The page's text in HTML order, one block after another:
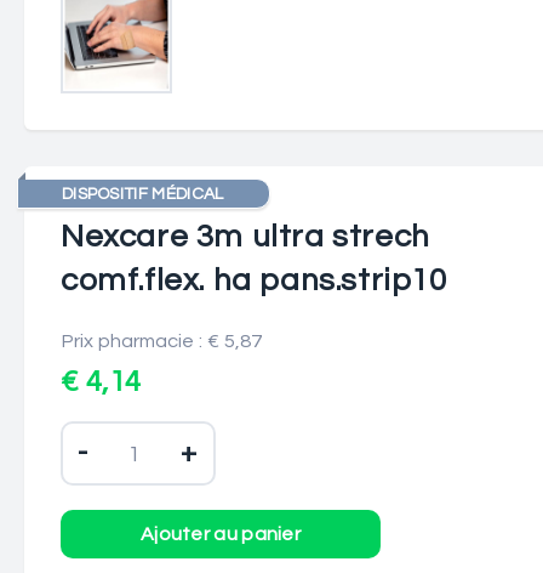
DISPOSITIF MÉDICAL
Nexcare 3m ultra strech
comf.flex. ha pans.strip10
Prix pharmacie : € 5,87
€ 4,14
- +